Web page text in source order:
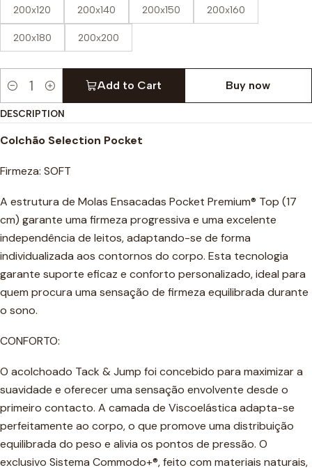
200x120 200x140 200x150 200x160
200x180 200x200
Quantity
Add to Cart Buy now
DESCRIPTION
Colchão Selection Pocket
Firmeza: SOFT
A estrutura de Molas Ensacadas Pocket Premium® Top (17
cm) garante uma firmeza progressiva e uma excelente
independência de leitos, adaptando-se de forma
individualizada aos contornos do corpo. Esta tecnologia
garante suporte eficaz e conforto personalizado, ideal para
quem procura uma sensação de firmeza equilibrada durante
o sono.
CONFORTO:
O acolchoado Tack & Jump foi concebido para maximizar a
suavidade e oferecer uma sensação envolvente desde o
primeiro contacto. A camada de Viscoelástica adapta-se
perfeitamente ao corpo, o que promove uma distribuição
equilibrada do peso e alivia os pontos de pressão. O
exclusivo Sistema Commodo+®, feito com materiais naturais,